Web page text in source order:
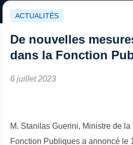
ACTUALITÉS
De nouvelles
dans la Fonction
6 juillet 2023
M. Stanilas Guerini, Ministre de
Fonction Publiques a annoncé le